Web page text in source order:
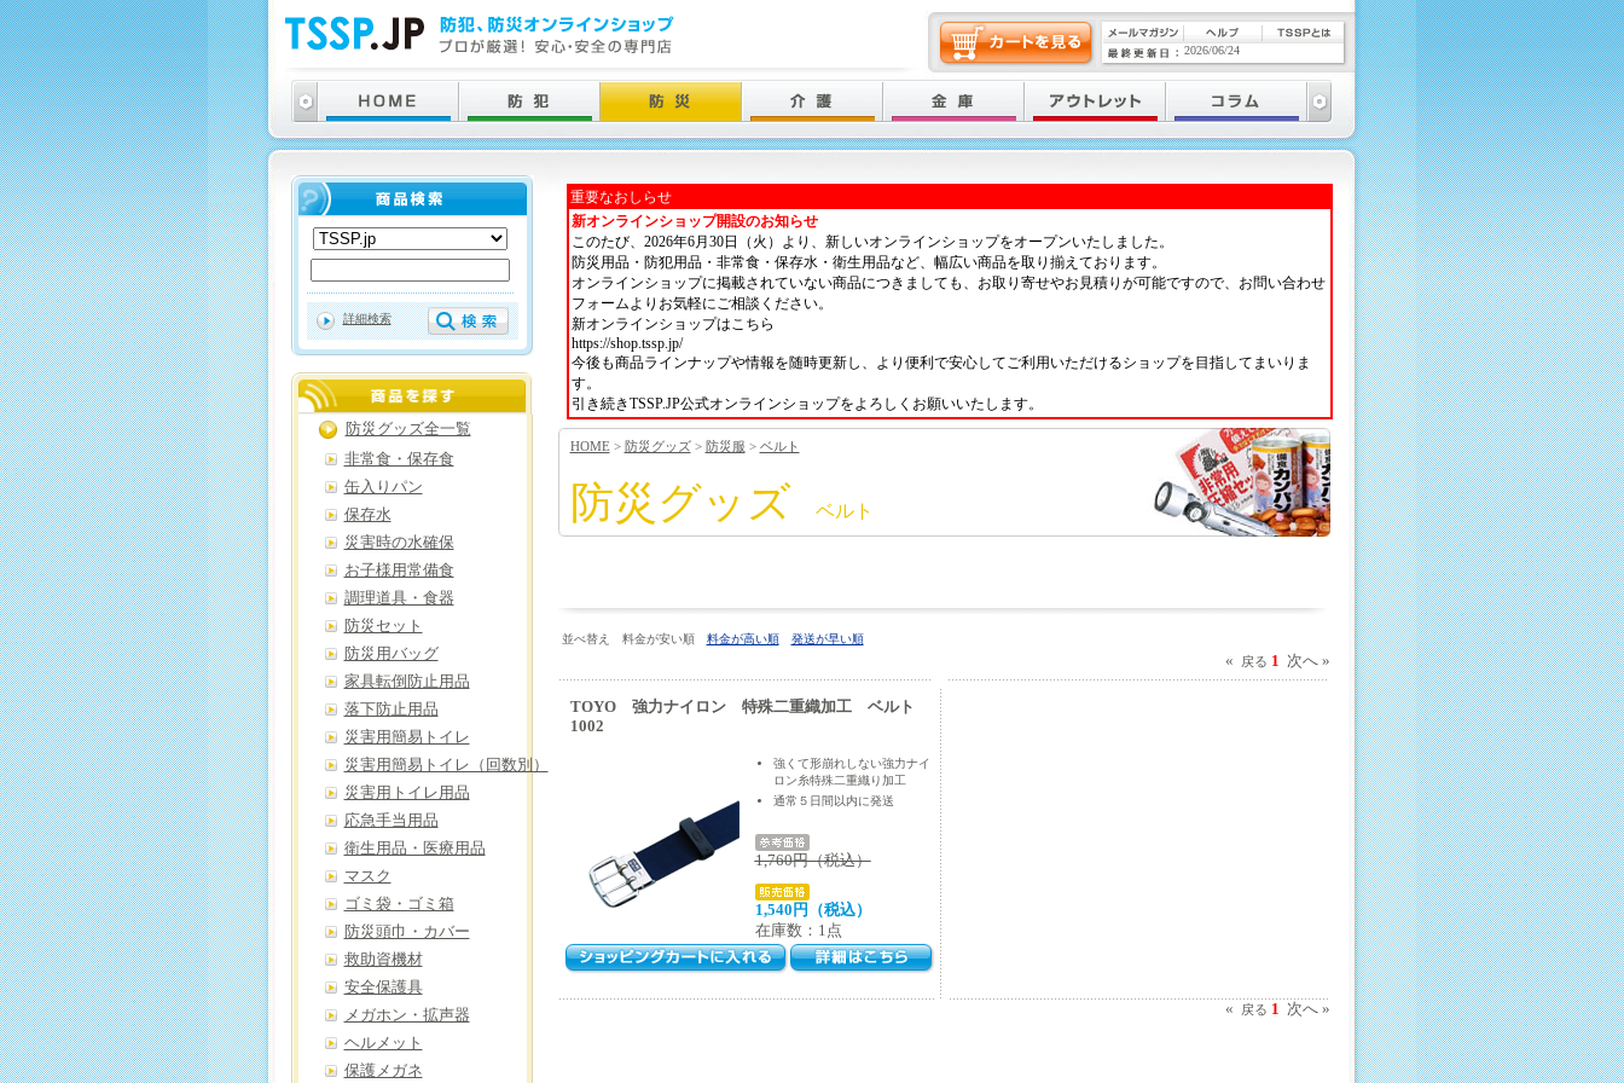
重要なおしらせ
新オンラインショップ開設のお知らせ
このたび、2026年6月30日（火）より、新しいオンラインショップをオープンいたしました。
防災用品・防犯用品・非常食・保存水・衛生用品など、幅広い商品を取り揃えております。
オンラインショップに掲載されていない商品につきましても、お取り寄せやお見積りが可能ですので、お問い合わせ
フォームよりお気軽にご相談ください。
新オンラインショップはこちら
https://shop.tssp.jp/
今後も商品ラインナップや情報を随時更新し、より便利で安心してご利用いただけるショップを目指してまいりま
す。
引き続きTSSP.JP公式オンラインショップをよろしくお願いいたします。
HOME > 防災グッズ> 防災服 > ベルト
防災グッズ ベルト
並べ替え 料金が安い順 料金が高い順 発送が早い順
« 戻る 1 次へ »
TOYO 強力ナイロン 特殊二重織加工 ベルト
1002
強くて形崩れしない強力ナイ
ロン糸特殊二重織り加工
通常５日間以内に発送
1,760円（税込）
1,540円（税込）
在庫数：1点
« 戻る 1 次へ »
詳細検索
防災グッズ全一覧
非常食・保存食
缶入りパン
保存水
災害時の水確保
お子様用常備食
調理道具・食器
防災セット
防災用バッグ
家具転倒防止用品
落下防止用品
災害用簡易トイレ
災害用簡易トイレ（回数別）
災害用トイレ用品
応急手当用品
衛生用品・医療用品
マスク
ゴミ袋・ゴミ箱
防災頭巾・カバー
救助資機材
安全保護具
メガホン・拡声器
ヘルメット
保護メガネ
2026/06/24